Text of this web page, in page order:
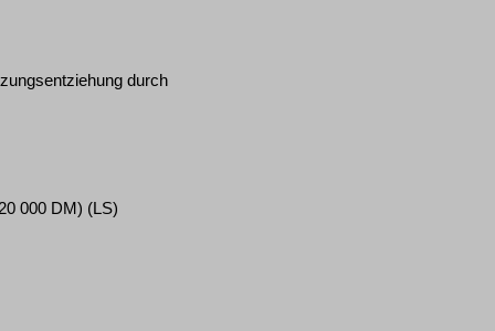
durch
000 DM) (LS)